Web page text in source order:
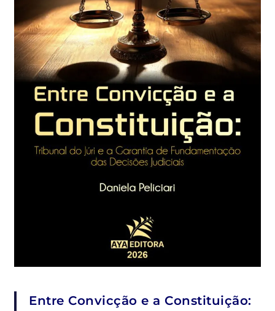
Entre Convicção e a Constituição: